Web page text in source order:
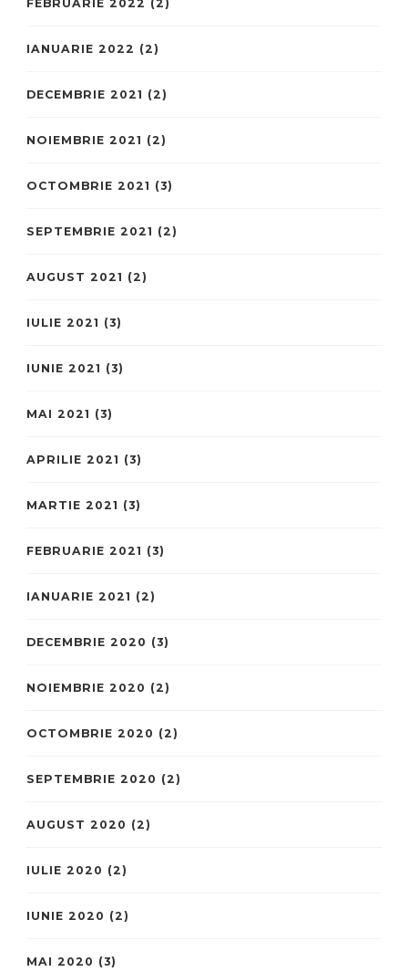
FEBRUARIE 2022 (2)
IANUARIE 2022 (2)
DECEMBRIE 2021 (2)
NOIEMBRIE 2021 (2)
OCTOMBRIE 2021 (3)
SEPTEMBRIE 2021 (2)
AUGUST 2021 (2)
IULIE 2021 (3)
IUNIE 2021 (3)
MAI 2021 (3)
APRILIE 2021 (3)
MARTIE 2021 (3)
FEBRUARIE 2021 (3)
IANUARIE 2021 (2)
DECEMBRIE 2020 (3)
NOIEMBRIE 2020 (2)
OCTOMBRIE 2020 (2)
SEPTEMBRIE 2020 (2)
AUGUST 2020 (2)
IULIE 2020 (2)
IUNIE 2020 (2)
MAI 2020 (3)